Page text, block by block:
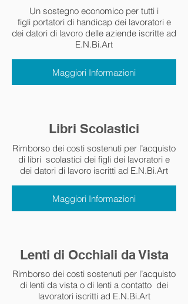
Un sostegno economico per tutti i
figli portatori di handicap dei lavoratori e
dei datori di lavoro delle aziende iscritte ad
E.N.Bi.Art
Maggiori Informazioni
Libri Scolastici
Rimborso dei costi sostenuti per l’acquisto
di libri scolastici dei figli dei lavoratori e
dei datori di lavoro iscritti ad E.N.Bi.Art
Maggiori Informazioni
Lenti di Occhiali da Vista
Rimborso dei costi sostenuti per l’acquisto
di lenti da vista o di lenti a contatto dei
lavoratori iscritti ad E.N.Bi.Art